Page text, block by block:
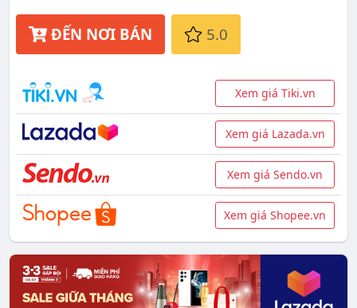
ĐẾN NƠI BÁN 5.0
Xem giá Tiki.vn
Xem giá Lazada.vn
Xem giá Sendo.vn
Xem giá Shopee.vn